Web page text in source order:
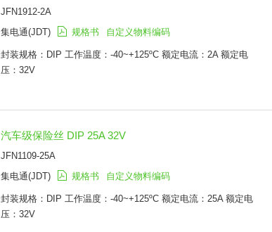
JFN1912-2A
集电通(JDT)
规格书 自定义物料编码
封装规格：DIP 工作温度：-40~+125ºC 额定电流：2A 额定电
压：32V
汽车级保险丝 DIP 25A 32V
JFN1109-25A
集电通(JDT)
规格书 自定义物料编码
封装规格：DIP 工作温度：-40~+125ºC 额定电流：25A 额定电
压：32V